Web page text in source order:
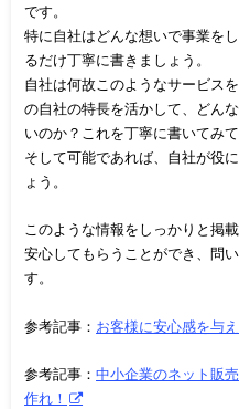
です。
特に自社はどんな想いで事業を
るだけ丁寧に書きましょう。
自社は何故このようなサービス
の自社の特長を活かして、どん
いのか？これを丁寧に書いてみて
そして可能であれば、自社が役
ょう。
このような情報をしっかりと掲
安心してもらうことができ、問
す。
参考記事： お客様に安心感を与
参考記事：中小企業のネット販
作れ！